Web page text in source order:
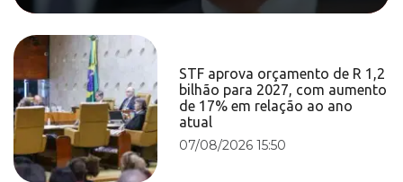
STF aprova orçamento de R 1,2
bilhão para 2027, com aumento
de 17% em relação ao ano
atual
07/08/2026 15:50